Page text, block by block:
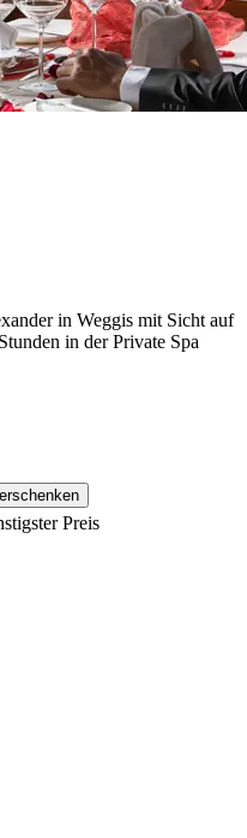
in Weggis mit Sicht auf
in der Private Spa
Preis